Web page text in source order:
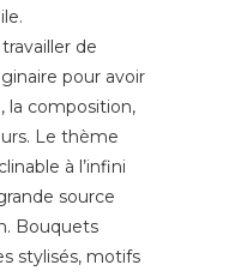
de
pour avoir
la composition,
Le thème
à l’infini
source
Bouquets
stylisés, motifs